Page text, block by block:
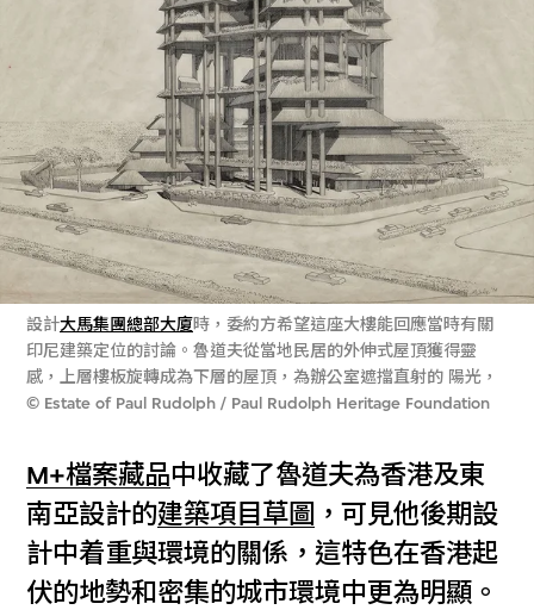
設計大馬集團總部大廈時，委約方希望這座大樓能回應當時有關
印尼建築定位的討論。魯道夫從當地民居的外伸式屋頂獲得靈
感，上層樓板旋轉成為下層的屋頂，為辦公室遮擋直射的 陽光，
© Estate of Paul Rudolph / Paul Rudolph Heritage Foundation
M+檔案藏品中收藏了魯道夫為香港及東
南亞設計的建築項目草圖 ，可見他後期設
計中着重與環境的關係，這特色在香港起
伏的地勢和密集的城市環境中更為明顯。